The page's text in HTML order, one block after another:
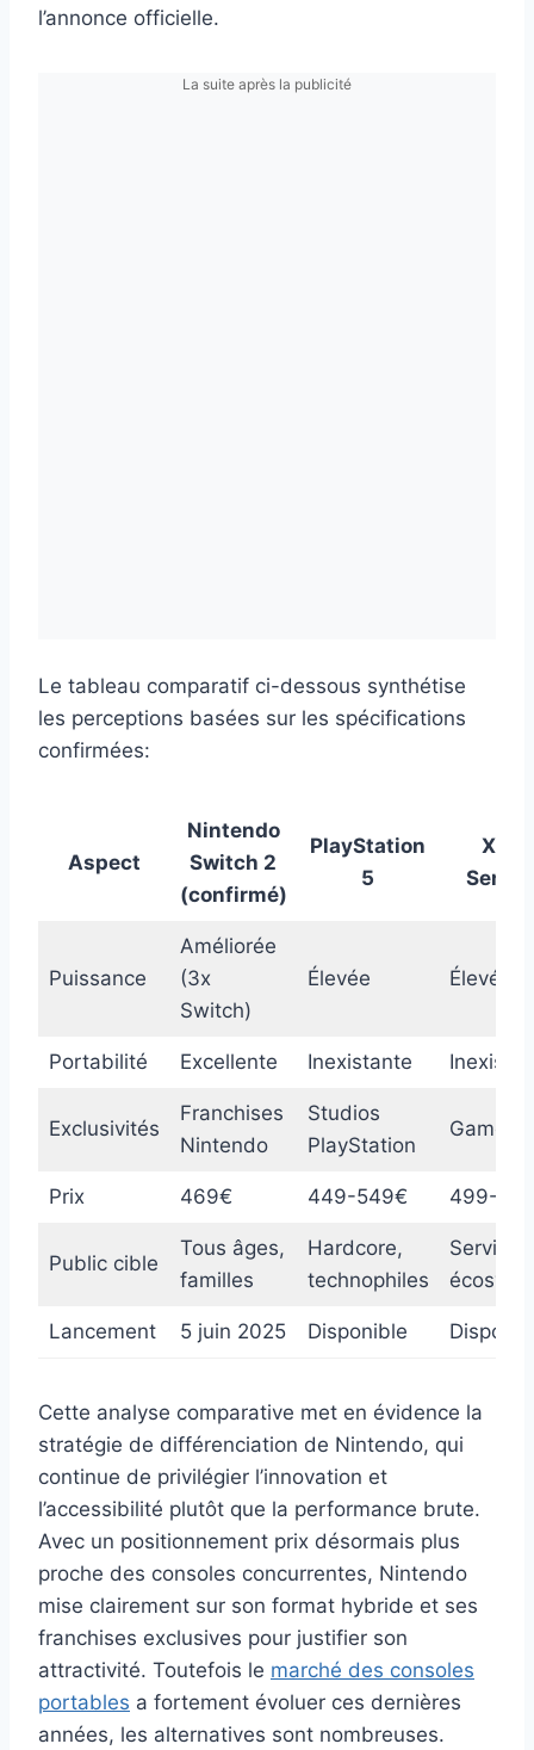
l’annonce officielle.
La suite après la publicité
Le tableau comparatif ci-dessous synthétise
les perceptions basées sur les spécifications
confirmées:
Aspect
Nintendo
Switch 2
(confirmé)
PlayStation
5
Xbox
Series
Puissance
Améliorée
(3x
Switch)
Élevée Élevée
Portabilité Excellente Inexistante
Exclusivités
Franchises
Nintendo
Studios
PlayStation
Game
Prix 469€ 449-549€ 499-
Public cible
Tous âges,
familles
Hardcore,
technophiles
Lancement 5 juin 2025 Disponible
Cette analyse comparative met en évidence la
stratégie de différenciation de Nintendo, qui
continue de privilégier l’innovation et
l’accessibilité plutôt que la performance brute.
Avec un positionnement prix désormais plus
proche des consoles concurrentes, Nintendo
mise clairement sur son format hybride et ses
franchises exclusives pour justifier son
attractivité. Toutefois le marché des consoles
portables a fortement évoluer ces dernières
années, les alternatives sont nombreuses.